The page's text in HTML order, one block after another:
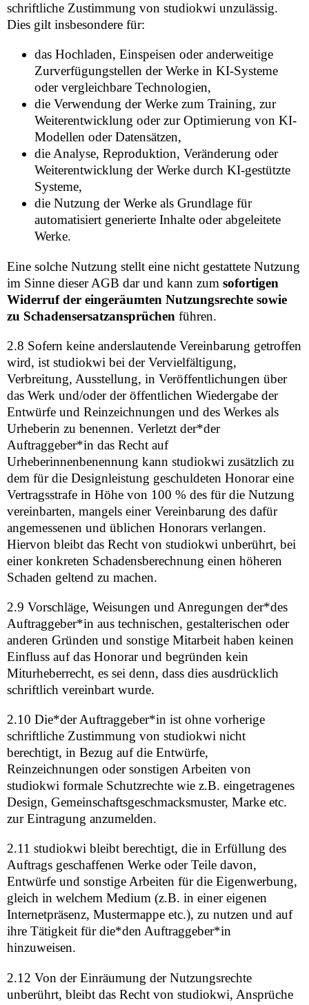
schriftliche Zustimmung von studiokwi unzulässig.
Dies gilt insbesondere für:
das Hochladen, Einspeisen oder anderweitige
Zurverfügungstellen der Werke in KI-Systeme
oder vergleichbare Technologien,
die Verwendung der Werke zum Training, zur
Weiterentwicklung oder zur Optimierung von KI-
Modellen oder Datensätzen,
die Analyse, Reproduktion, Veränderung oder
Weiterentwicklung der Werke durch KI-gestützte
Systeme,
die Nutzung der Werke als Grundlage für
automatisiert generierte Inhalte oder abgeleitete
Werke.
Eine solche Nutzung stellt eine nicht gestattete Nutzung
im Sinne dieser AGB dar und kann zum sofortigen
Widerruf der eingeräumten Nutzungsrechte sowie
zu Schadensersatzansprüchen führen.
2.8 Sofern keine anderslautende Vereinbarung getroffen
wird, ist studiokwi bei der Vervielfältigung,
Verbreitung, Ausstellung, in Veröffentlichungen über
das Werk und/oder der öffentlichen Wiedergabe der
Entwürfe und Reinzeichnungen und des Werkes als
Urheberin zu benennen. Verletzt der*der
Auftraggeber*in das Recht auf
Urheberinnenbenennung kann studiokwi zusätzlich zu
dem für die Designleistung geschuldeten Honorar eine
Vertragsstrafe in Höhe von 100 % des für die Nutzung
vereinbarten, mangels einer Vereinbarung des dafür
angemessenen und üblichen Honorars verlangen.
Hiervon bleibt das Recht von studiokwi unberührt, bei
einer konkreten Schadensberechnung einen höheren
Schaden geltend zu machen.
2.9 Vorschläge, Weisungen und Anregungen der*des
Auftraggeber*in aus technischen, gestalterischen oder
anderen Gründen und sonstige Mitarbeit haben keinen
Einfluss auf das Honorar und begründen kein
Miturheberrecht, es sei denn, dass dies ausdrücklich
schriftlich vereinbart wurde.
2.10 Die*der Auftraggeber*in ist ohne vorherige
schriftliche Zustimmung von studiokwi nicht
berechtigt, in Bezug auf die Entwürfe,
Reinzeichnungen oder sonstigen Arbeiten von
studiokwi formale Schutzrechte wie z.B. eingetragenes
Design, Gemeinschaftsgeschmacksmuster, Marke etc.
zur Eintragung anzumelden.
2.11 studiokwi bleibt berechtigt, die in Erfüllung des
Auftrags geschaffenen Werke oder Teile davon,
Entwürfe und sonstige Arbeiten für die Eigenwerbung,
gleich in welchem Medium (z.B. in einer eigenen
Internetpräsenz, Mustermappe etc.), zu nutzen und auf
ihre Tätigkeit für die*den Auftraggeber*in
hinzuweisen.
2.12 Von der Einräumung der Nutzungsrechte
unberührt, bleibt das Recht von studiokwi, Ansprüche